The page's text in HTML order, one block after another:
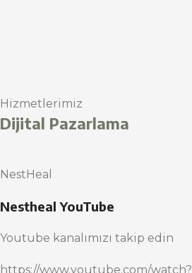
Hizmetlerimiz
Dijital Pazarlama
NestHeal
Nestheal YouTube
Youtube kanalımızı takip edin
https://www.youtube.com/watch?